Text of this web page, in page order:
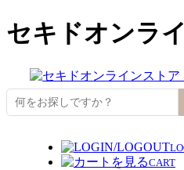
セキドオンラ
CART